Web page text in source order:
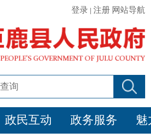
登录 |注册 网站导航
政民互动 政务服务 魅